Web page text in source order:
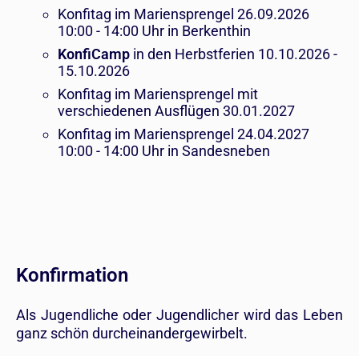
Konfitag im Mariensprengel 26.09.2026
10:00 - 14:00 Uhr in Berkenthin
KonfiCamp in den Herbstferien 10.10.2026 -
15.10.2026
Konfitag im Mariensprengel mit
verschiedenen Ausflügen 30.01.2027
Konfitag im Mariensprengel 24.04.2027
10:00 - 14:00 Uhr in Sandesneben
Konfirmation
Als Jugendliche oder Jugendlicher wird das Leben
ganz schön durcheinandergewirbelt.